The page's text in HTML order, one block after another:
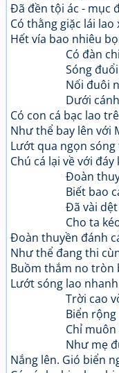
Đã đền tội ác - mục
Có thằng giặc lái lao
Hết vía bao nhiêu
Có đàn chim
Sóng đuổi
Nối đuôi nhau
Dưới cánh,
Có con cá bạc lao
Như thể bay lên với
Lướt qua ngọn
Chú cá lại về với đáy
Đoàn thuyền
Biết bao cá
Đã vài dệt
Cho ta kéo
Đoàn thuyền đánh
Như thể đang thi
Buồm thắm no tròn
Lướt sóng lao
Trời cao vời
Biển rộng
Chỉ muôn
Như mẹ đưa
Nắng lên. Gió biển